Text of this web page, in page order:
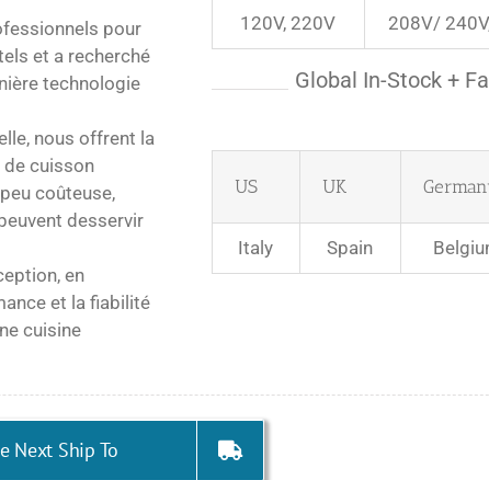
pour
et a recherché
technologie
nous offrent la
cuisson
coûteuse,
desservir
en
et la fiabilité
cuisine
120V, 220V 208V/
Global In-Stock +
US UK
Italy Spain
Next Ship To